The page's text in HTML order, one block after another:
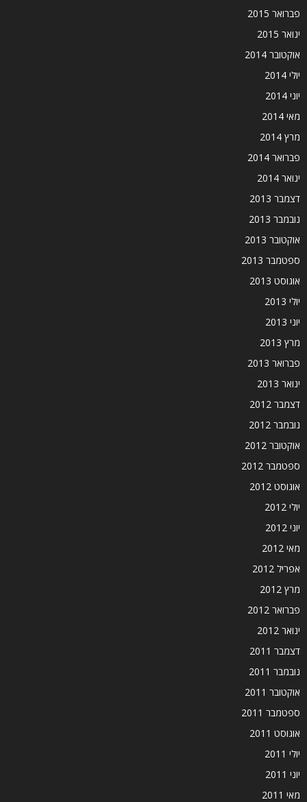
פברואר 2015
ינואר 2015
אוקטובר 2014
יולי 2014
יוני 2014
מאי 2014
מרץ 2014
פברואר 2014
ינואר 2014
דצמבר 2013
נובמבר 2013
אוקטובר 2013
ספטמבר 2013
אוגוסט 2013
יולי 2013
יוני 2013
מרץ 2013
פברואר 2013
ינואר 2013
דצמבר 2012
נובמבר 2012
אוקטובר 2012
ספטמבר 2012
אוגוסט 2012
יולי 2012
יוני 2012
מאי 2012
אפריל 2012
מרץ 2012
פברואר 2012
ינואר 2012
דצמבר 2011
נובמבר 2011
אוקטובר 2011
ספטמבר 2011
אוגוסט 2011
יולי 2011
יוני 2011
מאי 2011